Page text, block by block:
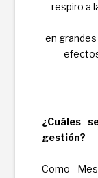
respiro a
en
¿Cuáles
gestión?
Como